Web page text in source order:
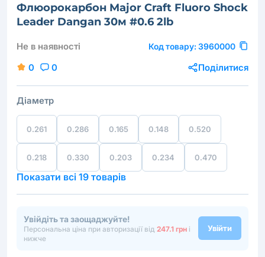
Флюорокарбон Major Craft Fluoro Shock
Leader Dangan 30м #0.6 2lb
Не в наявності Код товару: 3960000
0 0 Поділитися
Діаметр
0.261 0.286 0.165 0.148 0.520
0.218 0.330 0.203 0.234 0.470
Показати всі 19 товарів
Увійдіть та заощаджуйте!
Персональна ціна при авторизації від 247.1 грн і
нижче
Увійти